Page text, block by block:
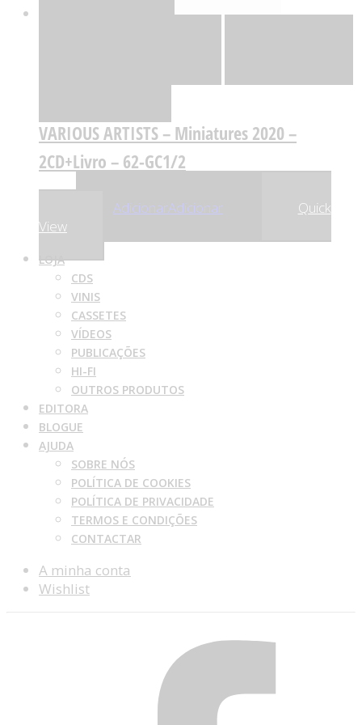
VARIOUS ARTISTS – Miniatures 2020 –
2CD+Livro – 62-GC1/2
AdicionarAdicionar
Quick
View
LOJA
CDS
VINIS
CASSETES
VÍDEOS
PUBLICAÇÕES
HI-FI
OUTROS PRODUTOS
EDITORA
BLOGUE
AJUDA
SOBRE NÓS
POLÍTICA DE COOKIES
POLÍTICA DE PRIVACIDADE
TERMOS E CONDIÇÕES
CONTACTAR
A minha conta
Wishlist